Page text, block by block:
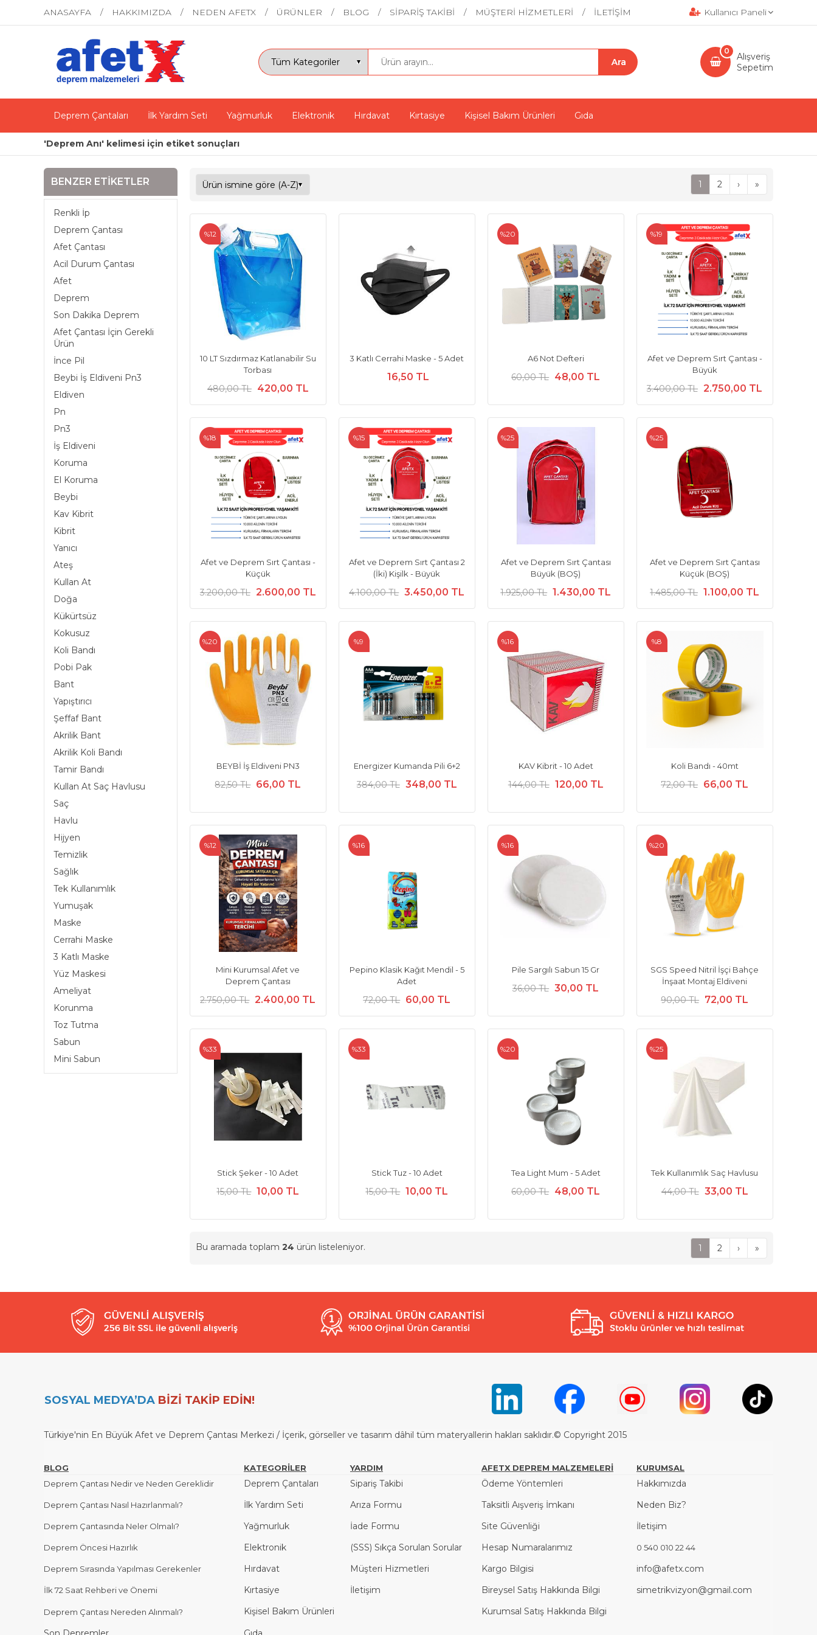
ANASAYFA HAKKIMIZDA NEDEN AFETX ÜRÜNLER BLOG SİPARİŞ TAKİBİ MÜŞTERİ HİZMETLERİ İLETİŞİM Kullanıcı Paneli
Alışveriş
Sepetim
0
Deprem Çantaları İlk Yardım Seti Yağmurluk Elektronik Hırdavat Kırtasiye Kişisel Bakım Ürünleri Gıda
'Deprem Anı' kelimesi için etiket sonuçları
BENZER ETIKETLER
Renkli İp
Deprem Çantası
Afet Çantası
Acil Durum Çantası
Afet
Deprem
Son Dakika Deprem
Afet Çantası İçin Gerekli
Ürün
İnce Pil
Beybi İş Eldiveni Pn3
Eldiven
Pn
Pn3
İş Eldiveni
Koruma
El Koruma
Beybi
Kav Kibrit
Kibrit
Yanıcı
Ateş
Kullan At
Doğa
Kükürtsüz
Kokusuz
Koli Bandı
Pobi Pak
Bant
Yapıştırıcı
Şeffaf Bant
Akrilik Bant
Akrilik Koli Bandı
Tamir Bandı
Kullan At Saç Havlusu
Saç
Havlu
Hijyen
Temizlik
Sağlık
Tek Kullanımlık
Yumuşak
Maske
Cerrahi Maske
3 Katlı Maske
Yüz Maskesi
Ameliyat
Korunma
Toz Tutma
Sabun
Mini Sabun
1 2 › »
10 LT Sızdırmaz Katlanabilir Su
Torbası
480,00 TL 420,00 TL
%12
3 Katlı Cerrahi Maske - 5 Adet
16,50 TL
A6 Not Defteri
60,00 TL 48,00 TL
%20
Afet ve Deprem Sırt Çantası -
Büyük
3.400,00 TL 2.750,00 TL
%19
Afet ve Deprem Sırt Çantası -
Küçük
3.200,00 TL 2.600,00 TL
%18
Afet ve Deprem Sırt Çantası 2
(İki) Kişilk - Büyük
4.100,00 TL 3.450,00 TL
%15
Afet ve Deprem Sırt Çantası
Büyük (BOŞ)
1.925,00 TL 1.430,00 TL
%25
Afet ve Deprem Sırt Çantası
Küçük (BOŞ)
1.485,00 TL 1.100,00 TL
%25
BEYBİ İş Eldiveni PN3
82,50 TL 66,00 TL
%20
Energizer Kumanda Pili 6+2
384,00 TL 348,00 TL
%9
KAV Kibrit - 10 Adet
144,00 TL 120,00 TL
%16
Koli Bandı - 40mt
72,00 TL 66,00 TL
%8
Mini Kurumsal Afet ve
Deprem Çantası
2.750,00 TL 2.400,00 TL
%12
Pepino Klasik Kağıt Mendil - 5
Adet
72,00 TL 60,00 TL
%16
Pile Sargılı Sabun 15 Gr
36,00 TL 30,00 TL
%16
SGS Speed Nitril İşçi Bahçe
İnşaat Montaj Eldiveni
90,00 TL 72,00 TL
%20
Stick Şeker - 10 Adet
15,00 TL 10,00 TL
%33
Stick Tuz - 10 Adet
15,00 TL 10,00 TL
%33
Tea Light Mum - 5 Adet
60,00 TL 48,00 TL
%20
Tek Kullanımlık Saç Havlusu
44,00 TL 33,00 TL
%25
Bu aramada toplam 24 ürün listeleniyor. 1 2 › »
SOSYAL MEDYA’DA BİZİ TAKİP EDİN!
Türkiye'nin En Büyük Afet ve Deprem Çantası Merkezi / İçerik, görseller ve tasarım dâhil tüm materyallerin hakları saklıdır.© Copyright 2015
BLOG KATEGORİLER YARDIM AFETX DEPREM MALZEMELERİ
KURUMSAL
Deprem Çantası Nedir ve Neden Gereklidir
Deprem Çantaları Sipariş Takibi Ödeme Yöntemleri Hakkımızda
Deprem Çantası Nasıl Hazırlanmalı? İlk Yardım Seti Arıza Formu Taksitli Aışveriş İmkanı Neden Biz?
Deprem Çantasında Neler Olmalı? Yağmurluk İade Formu Site Güvenliği İletişim
Deprem Öncesi Hazırlık Elektronik (SSS) Sıkça Sorulan Sorular Hesap Numaralarımız 0 540 010 22 44
Deprem Sırasında Yapılması Gerekenler Hırdavat Müşteri Hizmetleri Kargo Bilgisi info@afetx.com
İlk 72 Saat Rehberi ve Önemi Kırtasiye İletişim Bireysel Satış Hakkında Bilgi simetrikvizyon@gmail.com
Deprem Çantası Nereden Alınmalı? Kişisel Bakım Ürünleri
Kurumsal Satış Hakkında Bilgi